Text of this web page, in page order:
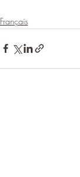
Français